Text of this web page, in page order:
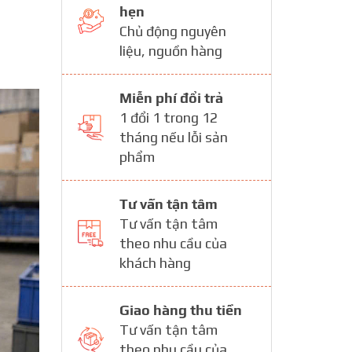
hẹn
Chủ động nguyên
liệu, nguồn hàng
Miễn phí đổi trả
1 đổi 1 trong 12
tháng nếu lỗi sản
phẩm
Tư vấn tận tâm
Tư vấn tận tâm
theo nhu cầu của
khách hàng
Giao hàng thu tiền
Tư vấn tận tâm